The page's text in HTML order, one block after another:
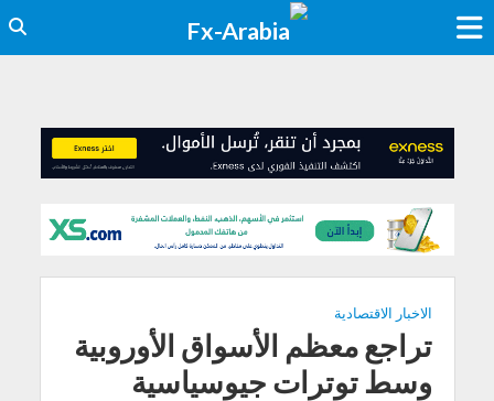
الاخبار الاقتصادية
تراجع معظم الأسواق الأوروبية
وسط توترات جيوسياسية